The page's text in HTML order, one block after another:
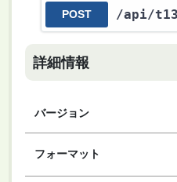
POST /api/
詳細情報
バージョン
フォーマット